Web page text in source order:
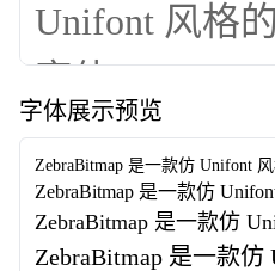
字体展示预览
ZebraBitmap 是一款仿 Unifont
ZebraBitmap 是一款仿
ZebraBitmap 是一款仿
ZebraBitmap 是一款